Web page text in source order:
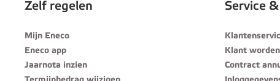
Zelf regelen
Mijn Eneco
Eneco app
Jaarnota inzien
Service
Klant worden
Contract